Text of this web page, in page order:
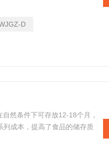
D
然条件下可存放12-18个月，
成本，提高了食品的储存质